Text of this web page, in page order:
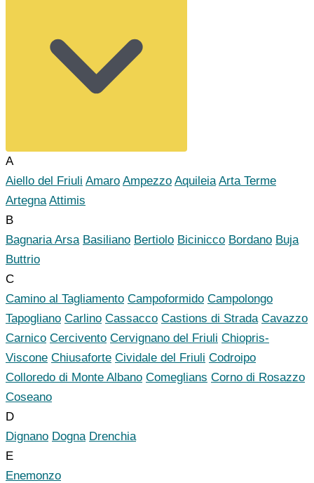
A
Aiello del Friuli Amaro Ampezzo Aquileia Arta Terme
Artegna Attimis
B
Bagnaria Arsa Basiliano Bertiolo Bicinicco Bordano Buja
Buttrio
C
Camino al Tagliamento Campoformido Campolongo
Tapogliano Carlino Cassacco Castions di Strada Cavazzo
Carnico Cercivento Cervignano del Friuli Chiopris-
Viscone Chiusaforte Cividale del Friuli Codroipo
Colloredo di Monte Albano Comeglians Corno di Rosazzo
Coseano
D
Dignano Dogna Drenchia
E
Enemonzo